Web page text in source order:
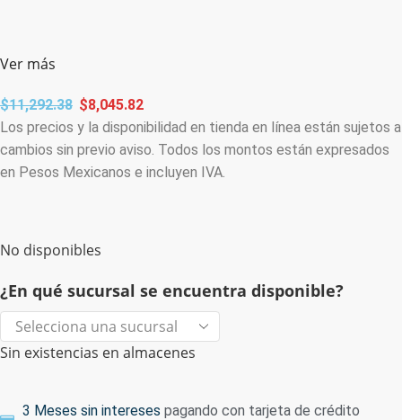
Ver más
$11,292.38 $8,045.82
Los precios y la disponibilidad en tienda en línea están sujetos a
cambios sin previo aviso. Todos los montos están expresados
en Pesos Mexicanos e incluyen IVA.
No disponibles
¿En qué sucursal se encuentra disponible?
Sin existencias en almacenes
3 Meses sin intereses pagando con tarjeta de crédito